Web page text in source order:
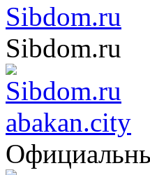
Sibdom.ru
Sibdom.ru
abakan.city